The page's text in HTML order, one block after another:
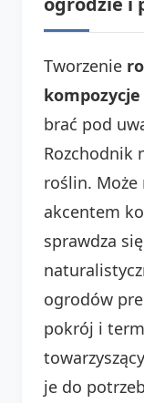
Tworzenie
kompozycje
brać pod
Rozchodnik
roślin. Może
akcentem
sprawdza
ogrodów
pokrój i
je do